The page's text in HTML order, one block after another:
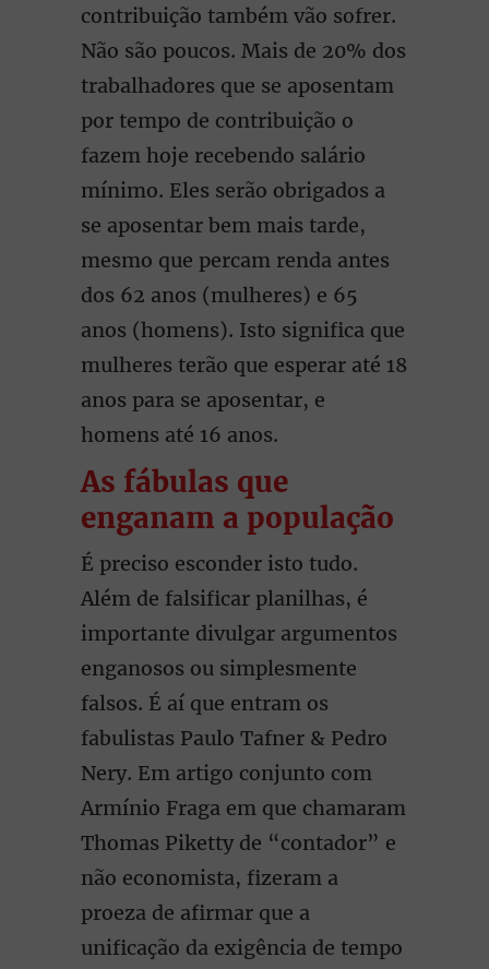
contribuição também vão sofrer.
Não são poucos. Mais de 20% dos
trabalhadores que se aposentam
por tempo de contribuição o
fazem hoje recebendo salário
mínimo. Eles serão obrigados a
se aposentar bem mais tarde,
mesmo que percam renda antes
dos 62 anos (mulheres) e 65
anos (homens). Isto significa que
mulheres terão que esperar até 18
anos para se aposentar, e
homens até 16 anos.
As fábulas que
enganam a população
É preciso esconder isto tudo.
Além de falsificar planilhas, é
importante divulgar argumentos
enganosos ou simplesmente
falsos. É aí que entram os
fabulistas Paulo Tafner & Pedro
Nery. Em artigo conjunto com
Armínio Fraga em que chamaram
Thomas Piketty de “contador” e
não economista, fizeram a
proeza de afirmar que a
unificação da exigência de tempo